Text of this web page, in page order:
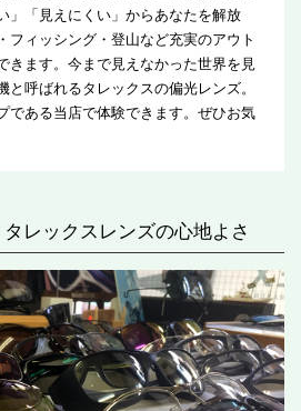
」「見えにくい」からあなたを解放
フィッシング・登山など充実のアウト
きます。今まで見えなかった世界を見
呼ばれるタレックスの偏光レンズ。
である当店で体験できます。ぜひお気
レックスレンズの心地よさ